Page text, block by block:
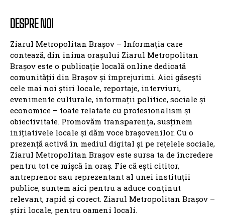
DESPRE NOI
Ziarul Metropolitan Brașov – Informația care
contează, din inima orașului Ziarul Metropolitan
Brașov este o publicație locală online dedicată
comunității din Brașov și împrejurimi. Aici găsești
cele mai noi știri locale, reportaje, interviuri,
evenimente culturale, informații politice, sociale și
economice – toate relatate cu profesionalism și
obiectivitate. Promovăm transparența, susținem
inițiativele locale și dăm voce brașovenilor. Cu o
prezență activă în mediul digital și pe rețelele sociale,
Ziarul Metropolitan Brașov este sursa ta de încredere
pentru tot ce mișcă în oraș. Fie că ești cititor,
antreprenor sau reprezentant al unei instituții
publice, suntem aici pentru a aduce conținut
relevant, rapid și corect. Ziarul Metropolitan Brașov –
știri locale, pentru oameni locali.